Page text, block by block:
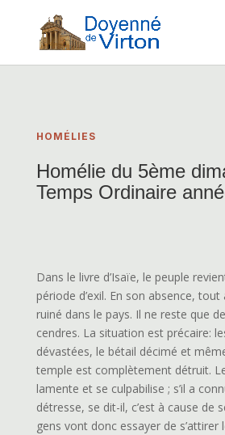
HOMÉLIES
Homélie du 5ème
Temps Ordinaire
Dans le livre d’Isaïe, le peuple
période d’exil. En son absence,
ruiné dans le pays. Il ne reste que
cendres. La situation est précaire:
dévastées, le bétail décimé et
temple est complètement détruit.
lamente et se culpabilise ; s’il a
détresse, se dit-il, c’est à cause de
gens vont donc essayer de s’attirer